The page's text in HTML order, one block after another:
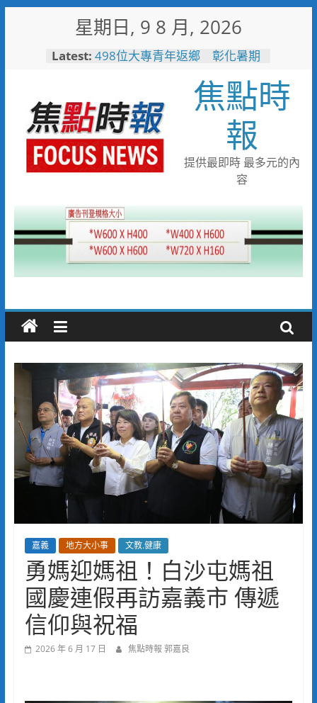
星期日, 9 8 月, 2026
Latest: 498位大專青年返鄉 彰化暑期
台東最美星空成功場爆滿 亂彈
阿翔壓軸嗨唱「完美落地」
3500人共度夏夜
高雄親子遊樂園爆人氣！單日
3.5萬人湧入 首週末破6.5萬人
搭台灣好行低碳暢玩小琉球！大
鵬灣管理處推出暑假好康
高雄4,599件作品傳遞拒毒信
筆打造兒童防毒力
焦點時
報
提供最即時 最多元的內
容
嘉義 地方大小事 文教.健康
勇媽迎媽祖！白沙屯媽祖
國慶連假再訪嘉義市 傳遞
信仰與祝福
2026 年 6 月 17 日 焦點時報 郭嘉良